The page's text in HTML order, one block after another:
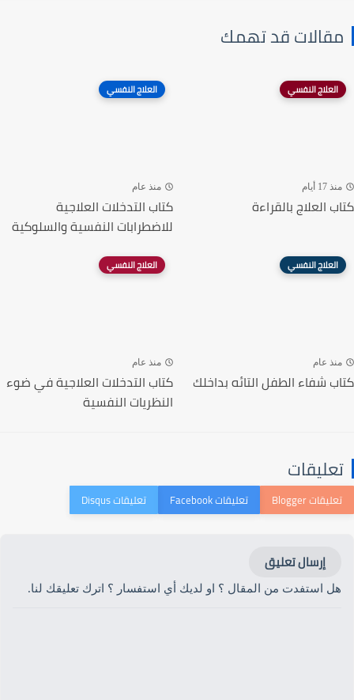
مقالات قد تهمك
العلاج النفسي
منذ 17 أيام
كتاب العلاج بالقراءة
العلاج النفسي
منذ عام
كتاب التدخلات العلاجية
للاضطرابات النفسية والسلوكية
العلاج النفسي
منذ عام
كتاب شفاء الطفل التائه بداخلك
العلاج النفسي
منذ عام
كتاب التدخلات العلاجية في ضوء
النظريات النفسية
تعليقات
إرسال تعليق
هل استفدت من المقال ؟ او لديك أي استفسار ؟ اترك تعليقك لنا.